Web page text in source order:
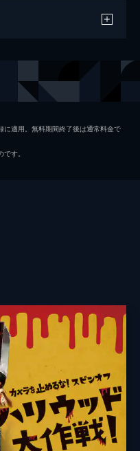
真魚
合田純奈
浅森咲希奈
秋山ゆずき
山口友和
藤村拓矢
適用。無料期間終了後は通常料金で
す。